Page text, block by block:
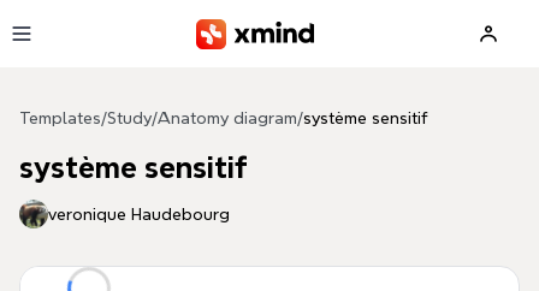
Templates/Study/Anatomy diagram/système sensitif
système sensitif
veronique Haudebourg